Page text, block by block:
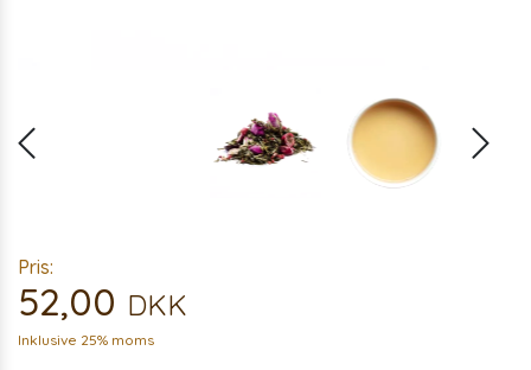
Pris:
52,00 DKK
Inklusive 25% moms